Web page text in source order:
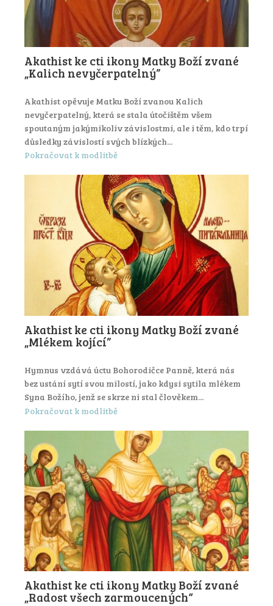
Akathist ke cti ikony Matky Boží zvané
„Kalich nevyčerpatelný”
Akathist opěvuje Matku Boží zvanou Kalich
nevyčerpatelný, která se stala útočištěm všem
spoutaným jakýmikoliv závislostmi, ale i těm, kdo trpí
důsledky závislostí svých blízkých...
Pokračovat k modlitbě
Akathist ke cti ikony Matky Boží zvané
„Mlékem kojící”
Hymnus vzdává úctu Bohorodičce Panně, která nás
bez ustání sytí svou milostí, jako kdysi sytila mlékem
Syna Božího, jenž se skrze ni stal člověkem...
Pokračovat k modlitbě
Akathist ke cti ikony Matky Boží zvané
„Radost všech zarmoucených“